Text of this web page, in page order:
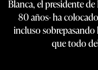
Blanca, el presidente
80 años- ha
incluso sobrepasando
que todo